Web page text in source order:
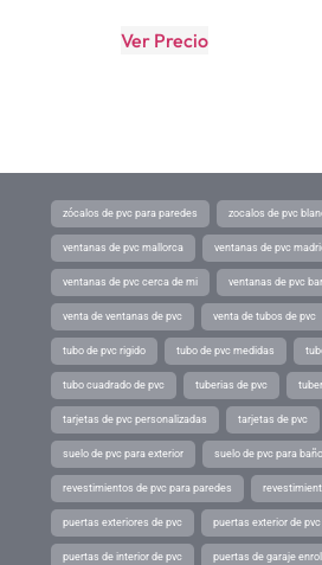
Ver Precio
zócalos de pvc para paredes zocalos de pvc
ventanas de pvc mallorca ventanas de pvc
ventanas de pvc cerca de mi ventanas de pvc
venta de ventanas de pvc venta de tubos de pvc
tubo de pvc rigido tubo de pvc medidas
tubo cuadrado de pvc tuberias de pvc
tarjetas de pvc personalizadas tarjetas de pvc
suelo de pvc para exterior suelo de pvc para baño
revestimientos de pvc para paredes
puertas exteriores de pvc puertas exterior de pvc
puertas de interior de pvc puertas de garaje